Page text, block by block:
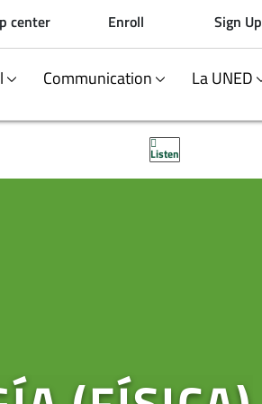
center Enroll Sign Up
Communication La UNED
Listen